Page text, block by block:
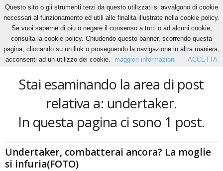
Home Tags Undertaker
undertaker
Stai esaminando la area di post
relativa a: undertaker.
In questa pagina ci sono 1 post.
Undertaker, combatterai ancora? La moglie
si infuria(FOTO)
Questo sito o gli strumenti terzi da questo utilizzati si avvalgono di cookie
necessari al funzionamento ed utili alle finalita illustrate nella cookie policy.
Se vuoi saperne di piu o negare il consenso a tutti o ad alcuni cookie,
consulta la cookie policy. Chiudendo questo banner, scorrendo questa
pagina, cliccando su un link o proseguendo la navigazione in altra maniera,
acconsenti ad un utilizzo dei cookie.
maggiori informazioni ACCETTA